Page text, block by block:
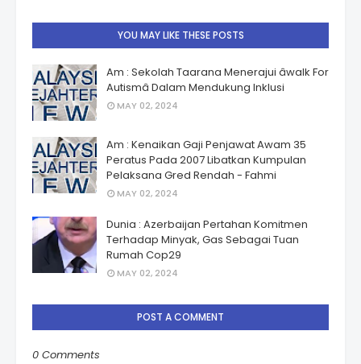
YOU MAY LIKE THESE POSTS
Am : Sekolah Taarana Menerajui âwalk For
Autismâ Dalam Mendukung Inklusi
MAY 02, 2024
Am : Kenaikan Gaji Penjawat Awam 35
Peratus Pada 2007 Libatkan Kumpulan
Pelaksana Gred Rendah - Fahmi
MAY 02, 2024
Dunia : Azerbaijan Pertahan Komitmen
Terhadap Minyak, Gas Sebagai Tuan
Rumah Cop29
MAY 02, 2024
POST A COMMENT
0 Comments